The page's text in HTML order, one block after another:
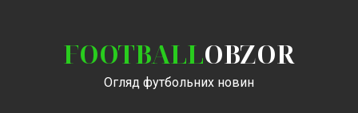
FOOTBALLOBZOR
Огляд футбольних новин